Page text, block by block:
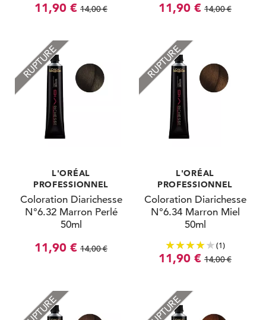
11,90 € 14,00 € 11,90 € 14,00 €
RUPTURE
L'ORÉAL
PROFESSIONNEL
Coloration Diarichesse
N°6.32 Marron Perlé
50ml
11,90 € 14,00 €
RUPTURE
L'ORÉAL
PROFESSIONNEL
Coloration Diarichesse
N°6.34 Marron Miel
50ml
(1)
11,90 € 14,00 €
RUPTURE RUPTURE